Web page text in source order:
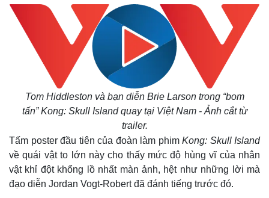
Tom Hiddleston và bạn diễn Brie Larson trong “bom
tấn”Kong: Skull Islandquay tại Việt Nam - Ảnh cắt từ
trailer.
Tấm poster đầu tiên của đoàn làm phim Kong: Skull Island
về quái vật to lớn này cho thấy mức độ hùng vĩ của nhân
vật khỉ đột khổng lồ nhất màn ảnh, hệt như những lời mà
đạo diễn Jordan Vogt-Robert đã đánh tiếng trước đó.